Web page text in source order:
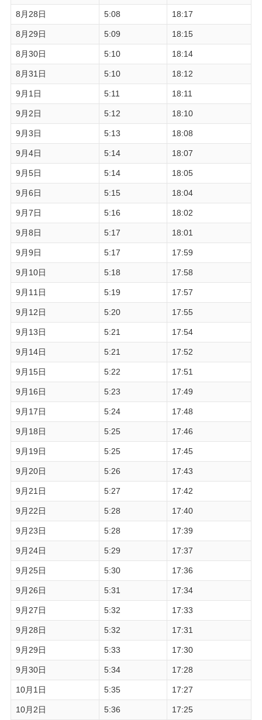
8月28日 5:08 18:17
8月29日 5:09 18:15
8月30日 5:10 18:14
8月31日 5:10 18:12
9月1日 5:11 18:11
9月2日 5:12 18:10
9月3日 5:13 18:08
9月4日 5:14 18:07
9月5日 5:14 18:05
9月6日 5:15 18:04
9月7日 5:16 18:02
9月8日 5:17 18:01
9月9日 5:17 17:59
9月10日 5:18 17:58
9月11日 5:19 17:57
9月12日 5:20 17:55
9月13日 5:21 17:54
9月14日 5:21 17:52
9月15日 5:22 17:51
9月16日 5:23 17:49
9月17日 5:24 17:48
9月18日 5:25 17:46
9月19日 5:25 17:45
9月20日 5:26 17:43
9月21日 5:27 17:42
9月22日 5:28 17:40
9月23日 5:28 17:39
9月24日 5:29 17:37
9月25日 5:30 17:36
9月26日 5:31 17:34
9月27日 5:32 17:33
9月28日 5:32 17:31
9月29日 5:33 17:30
9月30日 5:34 17:28
10月1日 5:35 17:27
10月2日 5:36 17:25